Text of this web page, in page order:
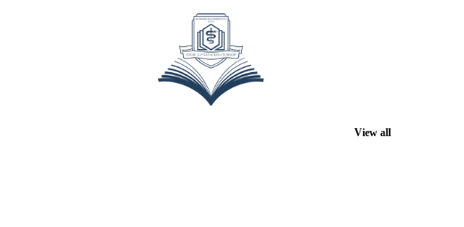
View all